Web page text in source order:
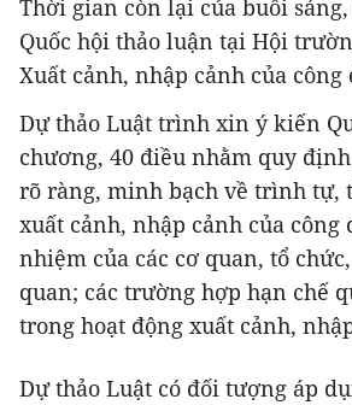
Thời gian còn lại của buổi
Quốc hội thảo luận tại Hội
Xuất cảnh, nhập cảnh của công
Dự thảo Luật trình xin ý kiến
chương, 40 điều nhằm quy
rõ ràng, minh bạch về trình tự,
xuất cảnh, nhập cảnh của công
nhiệm của các cơ quan, tổ
quan; các trường hợp hạn chế
trong hoạt động xuất cảnh,
Dự thảo Luật có đối tượng áp